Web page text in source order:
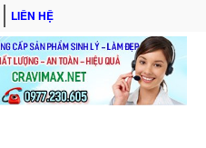
LIÊN HỆ